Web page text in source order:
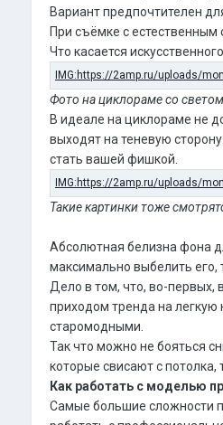
Вариант предпочтителен
При съёмке с естественным
Что касается
Фото на циклораме со
В идеале на циклораме не
выходят на теневую
стать вашей фишкой.
Такие картинки тоже
Абсолютная белизна фона
максимально выбелить его,
Дело в том, что, во-первых,
приходом тренда на легкую
старомодными.
Так что можно не бояться
которые свисают с потолка,
Как работать с моделью
Самые большие сложности